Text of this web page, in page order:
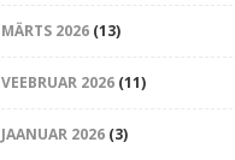
MÄRTS 2026(13)
VEEBRUAR 2026(11)
JAANUAR 2026(3)